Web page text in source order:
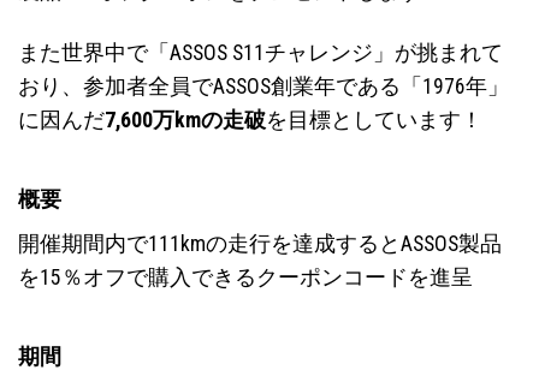
また世界中で「ASSOS S11チャレンジ」が挑まれて
おり、参加者全員でASSOS創業年である「1976年」
に因んだ7,600万kmの走破を目標としています！
概要
開催期間内で111kmの走行を達成するとASSOS製品
を15％オフで購入できるクーポンコードを進呈
期間